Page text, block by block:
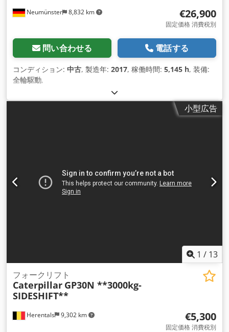
Neumünster 8,832 km €26,900
固定価格 消費税別
問い合わせる 電話する
コンディション: 中古, 製造年: 2017, 稼働時間: 5,145 h, 装備:
全輪駆動,
小型広告
1 / 13
Herentals 9,302 km
フォークリフト
Caterpillar GP30N **3000kg-
SIDESHIFT**
€5,300
固定価格 消費税別